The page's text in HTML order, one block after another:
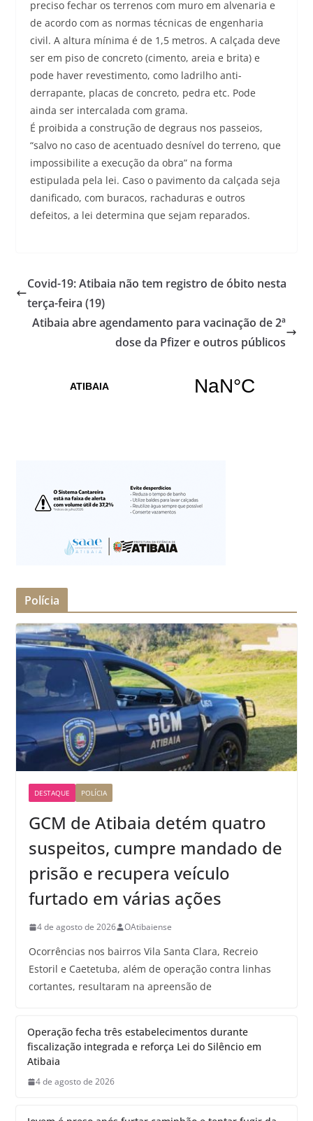
preciso fechar os terrenos com muro em alvenaria e
de acordo com as normas técnicas de engenharia
civil. A altura mínima é de 1,5 metros. A calçada deve
ser em piso de concreto (cimento, areia e brita) e
pode haver revestimento, como ladrilho anti-
derrapante, placas de concreto, pedra etc. Pode
ainda ser intercalada com grama.
É proibida a construção de degraus nos passeios,
“salvo no caso de acentuado desnível do terreno, que
impossibilite a execução da obra” na forma
estipulada pela lei. Caso o pavimento da calçada seja
danificado, com buracos, rachaduras e outros
defeitos, a lei determina que sejam reparados.
Covid-19: Atibaia não tem registro de óbito nesta
terça-feira (19)
Atibaia abre agendamento para vacinação de 2ª
dose da Pfizer e outros públicos
Polícia
DESTAQUE POLÍCIA
GCM de Atibaia detém quatro
suspeitos, cumpre mandado de
prisão e recupera veículo
furtado em várias ações
4 de agosto de 2026 OAtibaiense
Ocorrências nos bairros Vila Santa Clara, Recreio
Estoril e Caetetuba, além de operação contra linhas
cortantes, resultaram na apreensão de
Operação fecha três estabelecimentos durante
fiscalização integrada e reforça Lei do Silêncio em
Atibaia
4 de agosto de 2026